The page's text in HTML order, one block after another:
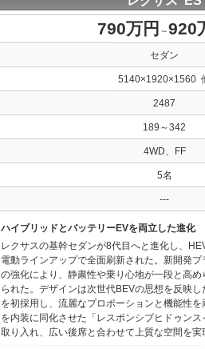
790万円 ～920
セダン
5140×1920×1560
2487
189～342
4WD、FF
5名
---
ハイブリッドとバッテリーEVを両立した進化
レクサスの基幹セダンが8代目へと進化し、
電動ラインアップで全面刷新された。新開発
の強化により、静粛性や乗り心地が一段と高
られた。デザインは次世代BEVの思想を反映
を初採用し、流麗なプロポーションと機能性
を内装に同化させた「レスポンシブヒドゥン
取り入れ、広い後席と合わせて上質な空間を